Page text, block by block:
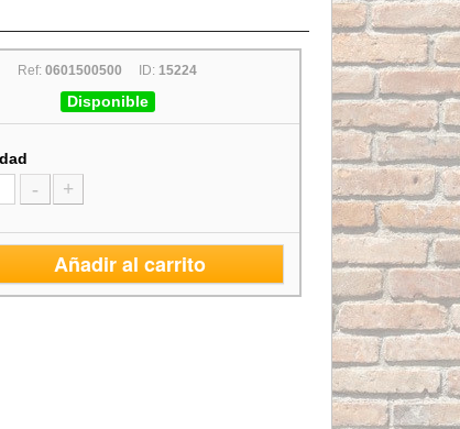
Ref:0601500500 ID: 15224
Disponible
- +
Añadir al carrito